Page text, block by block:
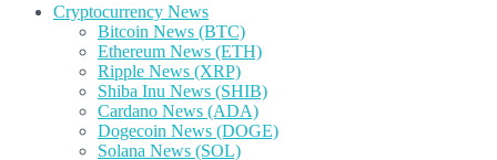
Cryptocurrency News
Bitcoin News (BTC)
Ethereum News (ETH)
Ripple News (XRP)
Shiba Inu News (SHIB)
Cardano News (ADA)
Dogecoin News (DOGE)
Solana News (SOL)